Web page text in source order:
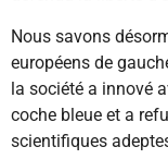
Nous savons
européens de
la société a innové
coche bleue et a
scientifiques